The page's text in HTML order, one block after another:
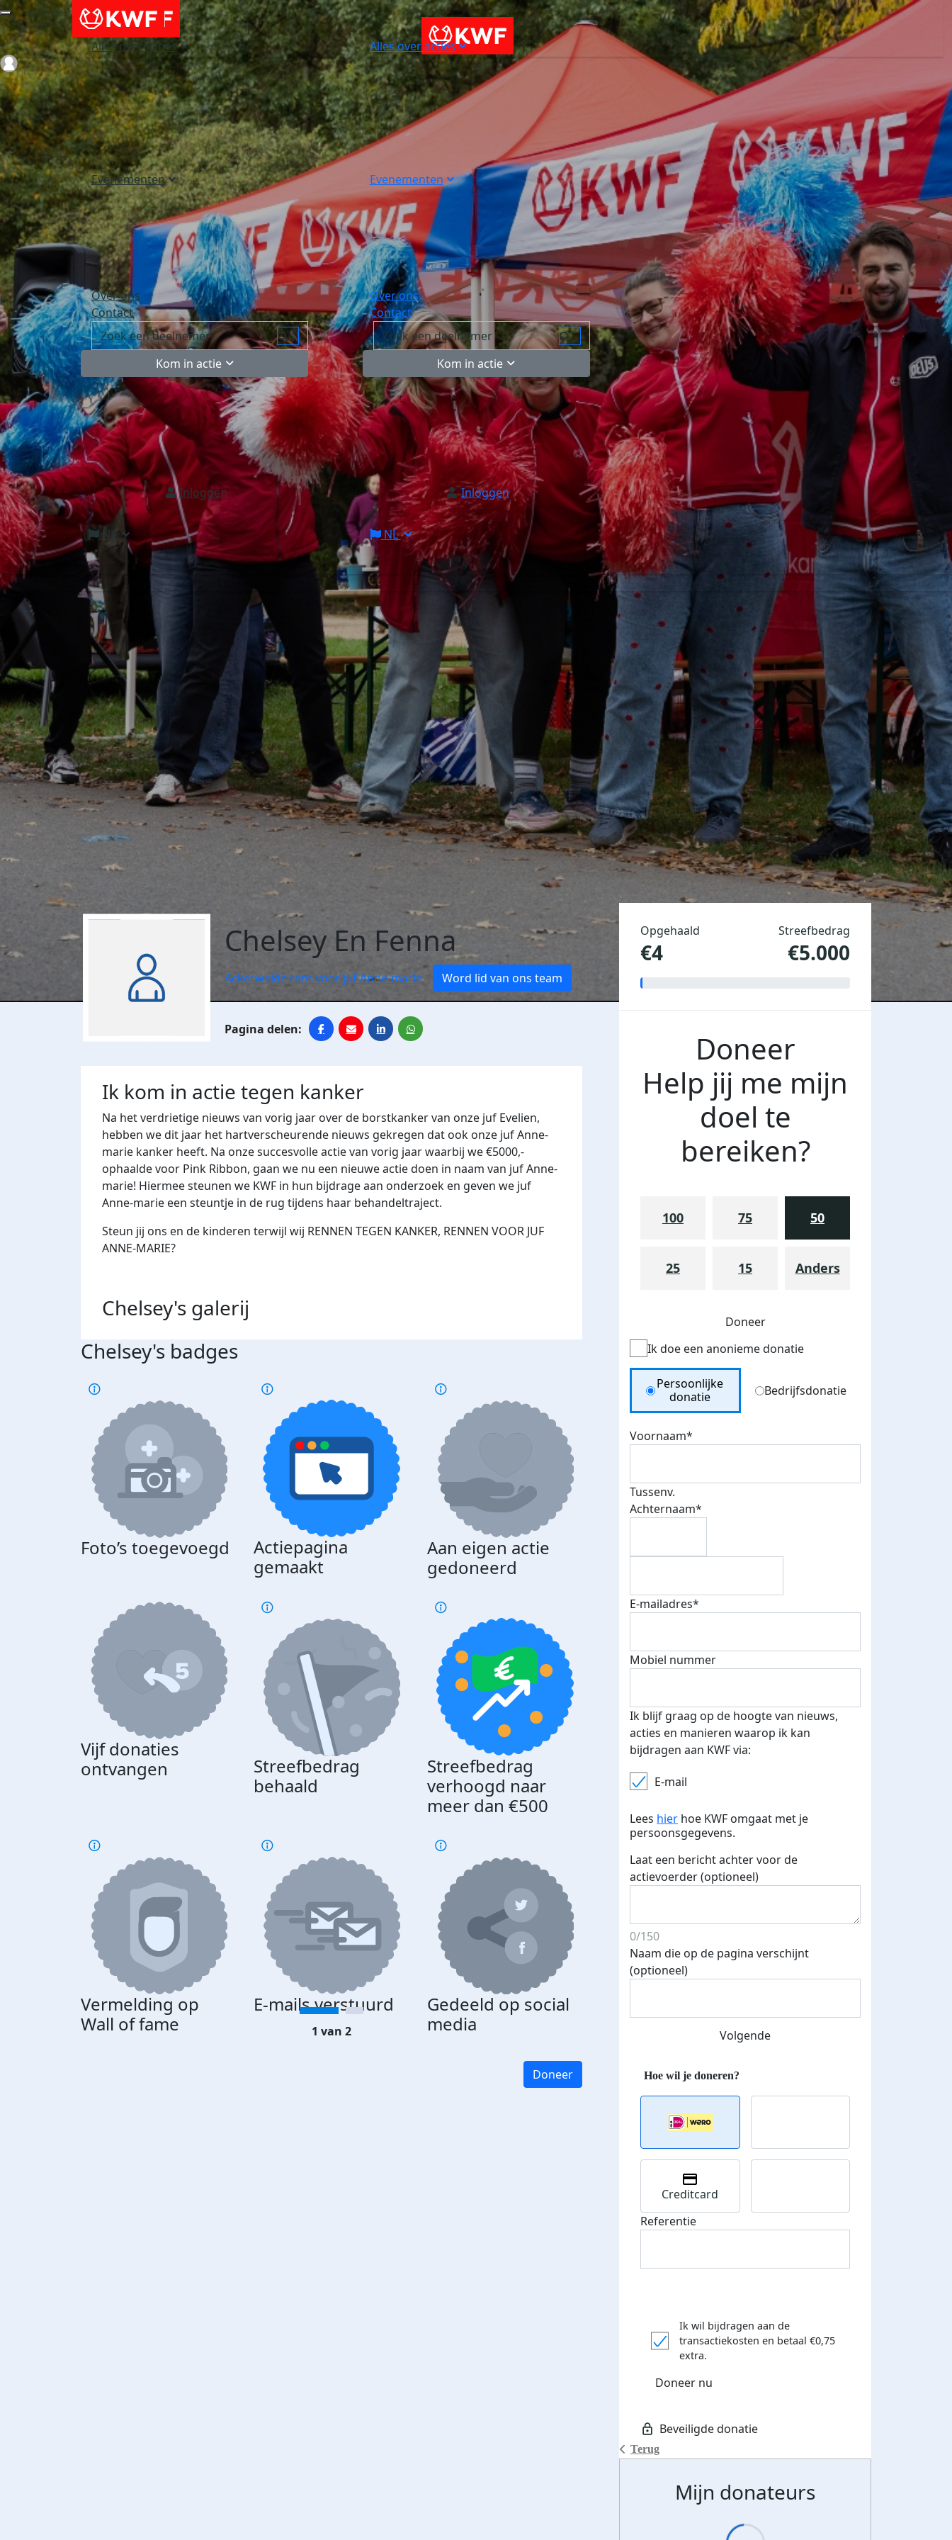
Alles over acties
Evenementen
Over ons
Contact
Kom in actie
Inloggen
NL
Alles over acties
Evenementen
Over ons
Contact
Kom in actie
Inloggen
NL
Login
Chelsey En Fenna
Ackerweide rent voor juf Anne-marie Word lid van ons team
Ik kom in actie tegen kanker
Na het verdrietige nieuws van vorig jaar over de borstkanker van onze juf Evelien,
hebben we dit jaar het hartverscheurende nieuws gekregen dat ook onze juf Anne-
marie kanker heeft. Na onze succesvolle actie van vorig jaar waarbij we €5000,-
ophaalde voor Pink Ribbon, gaan we nu een nieuwe actie doen in naam van juf Anne-
marie! Hiermee steunen we KWF in hun bijdrage aan onderzoek en geven we juf
Anne-marie een steuntje in de rug tijdens haar behandeltraject.
Steun jij ons en de kinderen terwijl wij RENNEN TEGEN KANKER, RENNEN VOOR JUF
ANNE-MARIE?
Chelsey's galerij
Chelsey's badges
Foto’s toegevoegd
Actiepagina
gemaakt
Aan eigen actie
gedoneerd
Vijf donaties
ontvangen
Streefbedrag
behaald
Streefbedrag
verhoogd naar
meer dan €500
Vermelding op
Wall of fame
E-mails verstuurd
Gedeeld op social
media
1 van 2
Doneer
Opgehaald
€4
Streefbedrag
€5.000
Doneer
Help jij me mijn
doel te
bereiken?
100 75 50
25 15 Anders
Doneer
Ik doe een anonieme donatie
Donation Type
Persoonlijke
donatie
Bedrijfsdonatie
Voornaam*
Tussenv.
Achternaam*
E-mailadres*
Mobiel nummer
Ik blijf graag op de hoogte van nieuws,
acties en manieren waarop ik kan
bijdragen aan KWF via:
E-mail
Lees hier hoe KWF omgaat met je
persoonsgegevens.
Laat een bericht achter voor de
actievoerder (optioneel)
0/150
Naam die op de pagina verschijnt
(optioneel)
Volgende
Terug
Creditcard
Referentie
Ik wil bijdragen aan de
transactiekosten en betaal €0,75
extra.
Doneer nu
Mijn donateurs